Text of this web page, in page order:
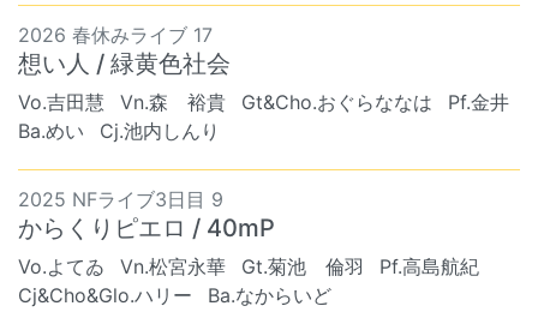
2026 春休みライブ 17
想い人 / 緑黄色社会
Vo.吉田慧 Vn.森 裕貴 Gt&Cho.おぐらななは
Pf.金井
Ba.めい
Cj.池内しんり
2025 NFライブ3日目 9
からくりピエロ / 40mP
Vo.よてゐ Vn.松宮永華 Gt.菊池 倫羽
Pf.高島航紀
Cj&Cho&Glo.ハリー
Ba.なからいど